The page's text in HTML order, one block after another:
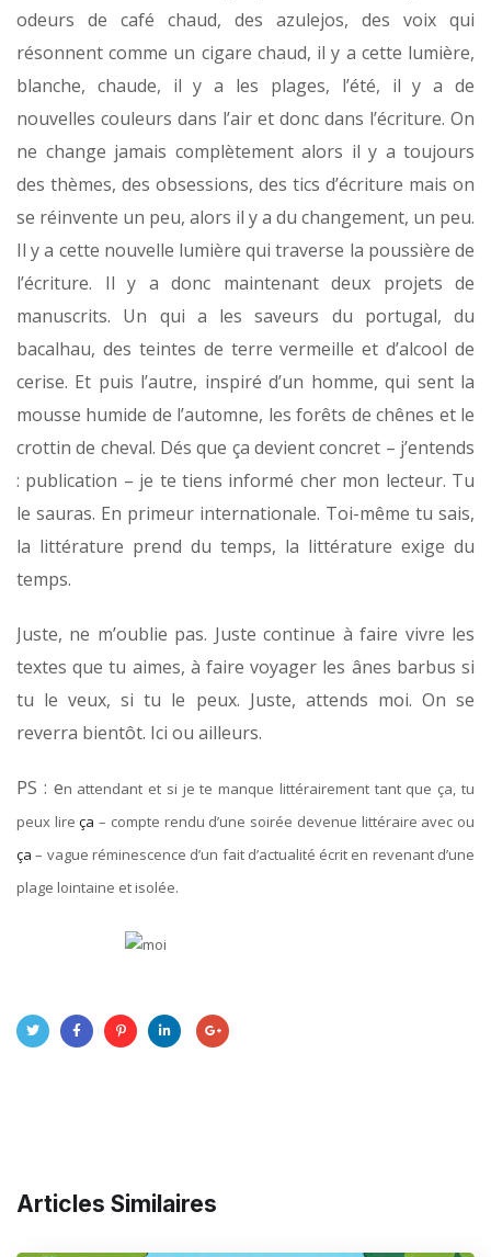
odeurs de café chaud, des azulejos, des voix qui
résonnent comme un cigare chaud, il y a cette lumière,
blanche, chaude, il y a les plages, l’été, il y a de
nouvelles couleurs dans l’air et donc dans l’écriture. On
ne change jamais complètement alors il y a toujours
des thèmes, des obsessions, des tics d’écriture mais on
se réinvente un peu, alors il y a du changement, un peu.
Il y a cette nouvelle lumière qui traverse la poussière de
l’écriture. Il y a donc maintenant deux projets de
manuscrits. Un qui a les saveurs du portugal, du
bacalhau, des teintes de terre vermeille et d’alcool de
cerise. Et puis l’autre, inspiré d’un homme, qui sent la
mousse humide de l’automne, les forêts de chênes et le
crottin de cheval. Dés que ça devient concret – j’entends
: publication – je te tiens informé cher mon lecteur. Tu
le sauras. En primeur internationale. Toi-même tu sais,
la littérature prend du temps, la littérature exige du
temps.
Juste, ne m’oublie pas. Juste continue à faire vivre les
textes que tu aimes, à faire voyager les ânes barbus si
tu le veux, si tu le peux. Juste, attends moi. On se
reverra bientôt. Ici ou ailleurs.
PS : en attendant et si je te manque littérairement tant que ça, tu
peux lireça – compte rendu d’une soirée devenue littéraire avec ou
ça – vague réminescence d’un fait d’actualité écrit en revenant d’une
plage lointaine et isolée.
Articles Similaires